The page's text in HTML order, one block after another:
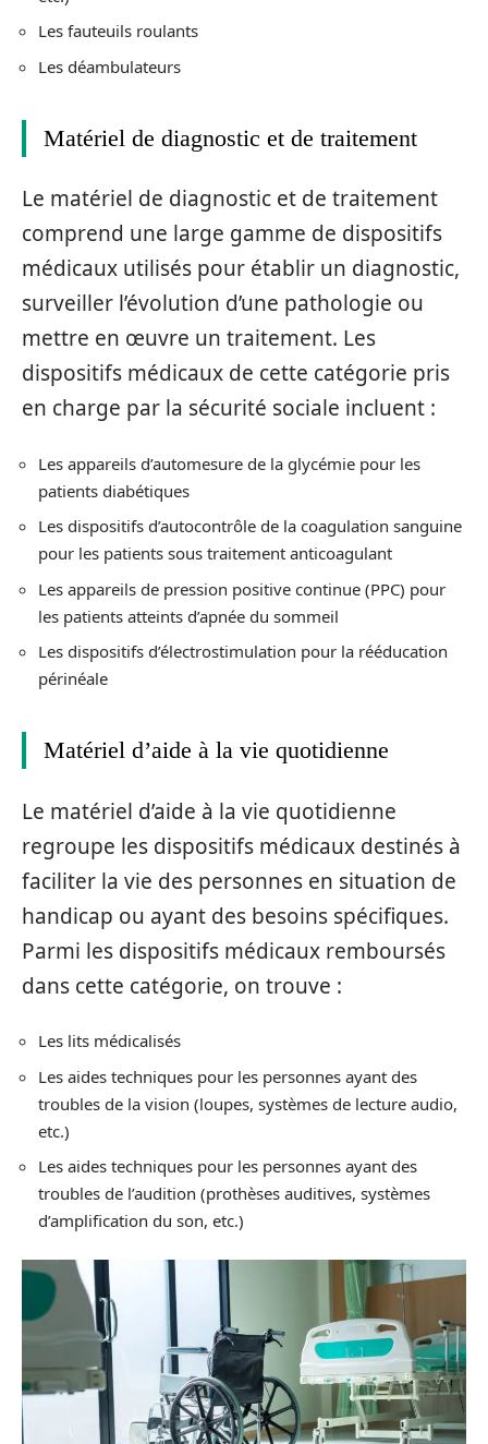
Les fauteuils roulants
Les déambulateurs
Matériel de diagnostic et de traitement
Le matériel de diagnostic et de traitement
comprend une large gamme de dispositifs
médicaux utilisés pour établir un diagnostic,
surveiller l’évolution d’une pathologie ou
mettre en œuvre un traitement. Les
dispositifs médicaux de cette catégorie pris
en charge par la sécurité sociale incluent :
Les appareils d’automesure de la glycémie pour les
patients diabétiques
Les dispositifs d’autocontrôle de la coagulation sanguine
pour les patients sous traitement anticoagulant
Les appareils de pression positive continue (PPC) pour
les patients atteints d’apnée du sommeil
Les dispositifs d’électrostimulation pour la rééducation
périnéale
Matériel d’aide à la vie quotidienne
Le matériel d’aide à la vie quotidienne
regroupe les dispositifs médicaux destinés à
faciliter la vie des personnes en situation de
handicap ou ayant des besoins spécifiques.
Parmi les dispositifs médicaux remboursés
dans cette catégorie, on trouve :
Les lits médicalisés
Les aides techniques pour les personnes ayant des
troubles de la vision (loupes, systèmes de lecture audio,
etc.)
Les aides techniques pour les personnes ayant des
troubles de l’audition (prothèses auditives, systèmes
d’amplification du son, etc.)